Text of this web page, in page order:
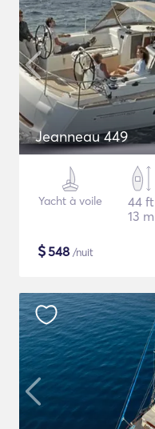
Jeanneau 449
Yacht à voile
44 ft
13 m
$548 /nuit